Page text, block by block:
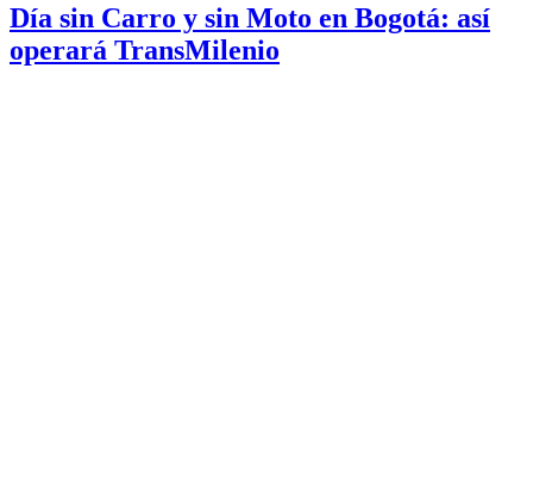
Día sin Carro y sin Moto en Bogotá: así
operará TransMilenio